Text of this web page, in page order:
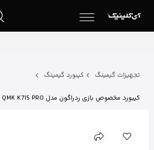
تجهیزات گیمینگ کیبورد گیمینگ
کیبورد مخصوص بازی ردراگون مدل FINKE QMK K715 PRO